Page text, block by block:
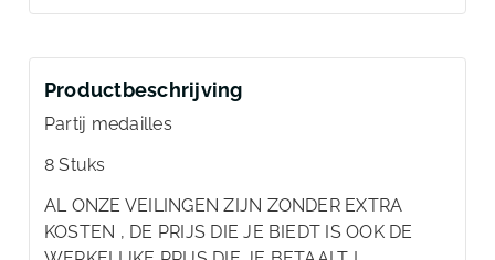
Productbeschrijving
Partij medailles
8 Stuks
AL ONZE VEILINGEN ZIJN ZONDER EXTRA
KOSTEN , DE PRIJS DIE JE BIEDT IS OOK DE